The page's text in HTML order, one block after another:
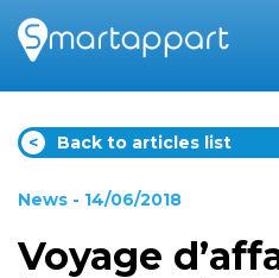
< Back to articles list
News - 14/06/2018
Voyage